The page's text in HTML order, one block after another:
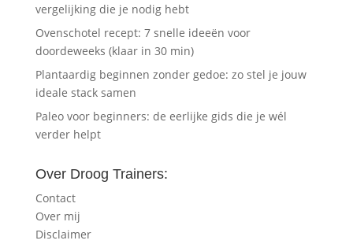
vergelijking die je nodig hebt
Ovenschotel recept: 7 snelle ideeën voor
doordeweeks (klaar in 30 min)
Plantaardig beginnen zonder gedoe: zo stel je jouw
ideale stack samen
Paleo voor beginners: de eerlijke gids die je wél
verder helpt
Over Droog Trainers:
Contact
Over mij
Disclaimer